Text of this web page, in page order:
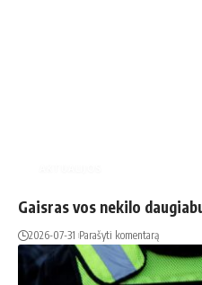
Gaisras vos nekilo
2026-07-31 Parašyti komentarą